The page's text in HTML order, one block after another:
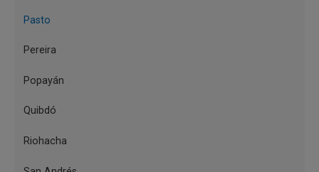
conocimiento y la lectura.
El Museo del Oro Nariño del Banco
Pasto
Pereira
Popayán
Quibdó
Riohacha